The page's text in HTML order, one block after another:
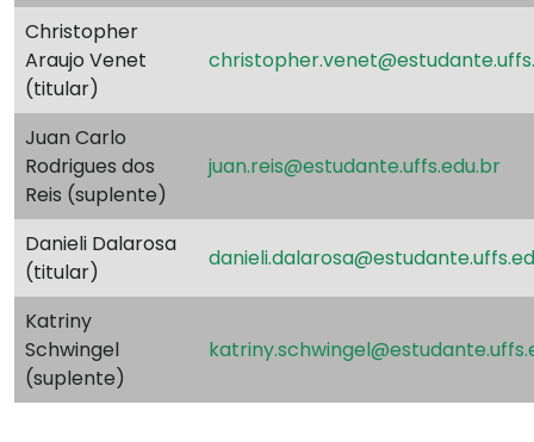
Christopher
Araujo Venet
(titular)
Juan Carlo
Rodrigues dos
Reis (suplente)
juan.reis@estudante.uffs.edu.br
Danieli Dalarosa
(titular)
Katriny
Schwingel
(suplente)